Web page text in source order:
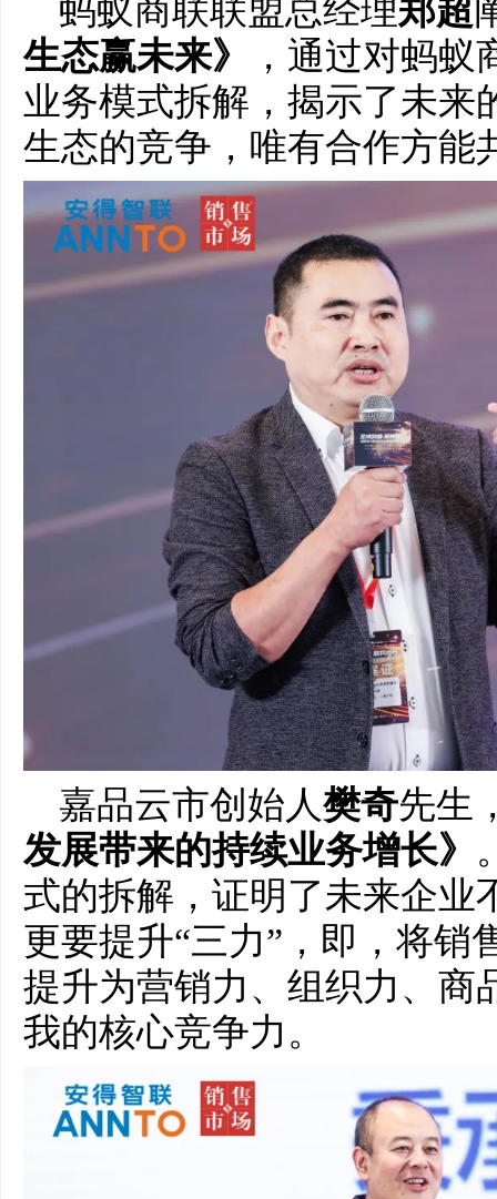
蚂蚁商联联盟总经理郑超
生态赢未来》
，通过对蚂
业务模式拆解，揭示了未来
生态的竞争，唯有合作方能
嘉品云市创始人樊奇先生
发展带来的持续业务增长》
式的拆解，证明了未来企业
更要提升“三力”，即，将销
提升为营销力、组织力、商
我的核心竞争力。